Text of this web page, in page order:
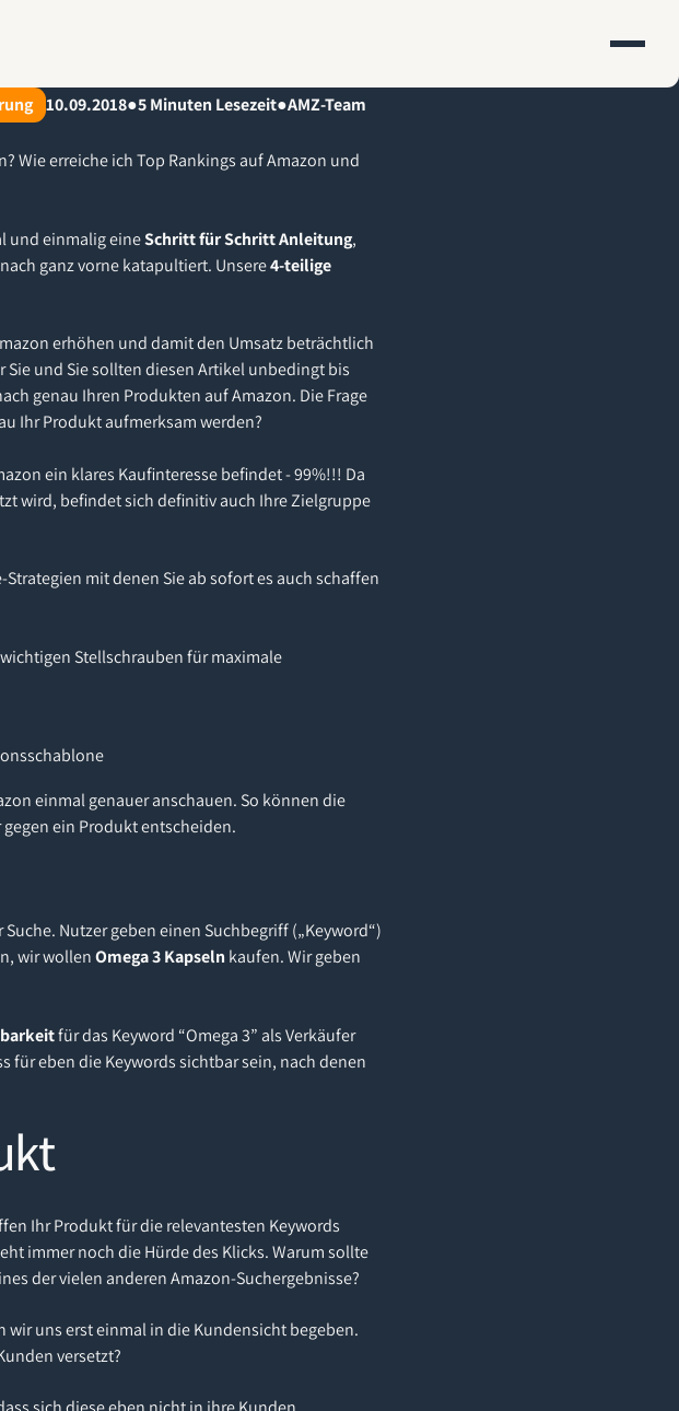
10.09.2018●5Minuten Lesezeit●AMZ-Team
Wie erreiche ich Top Rankings auf Amazon und
und einmalig eineSchritt für Schritt Anleitung,
ganz vorne katapultiert. Unsere4-teilige
erhöhen und damit den Umsatz beträchtlich
und Sie sollten diesen Artikel unbedingt bis
genau Ihren Produkten auf Amazon. Die Frage
Ihr Produkt aufmerksam werden?
ein klares Kaufinteresse befindet - 99%!!! Da
wird, befindet sich definitiv auch Ihre Zielgruppe
mit denen Sie ab sofort es auch schaffen
Stellschrauben für maximale
einmal genauer anschauen. So können die
ein Produkt entscheiden.
Nutzer geben einen Suchbegriff („Keyword“)
wir wollenOmega 3 Kapseln kaufen. Wir geben
für das Keyword “Omega 3” als Verkäufer
für eben die Keywords sichtbar sein, nach denen
Ihr Produkt für die relevantesten Keywords
immer noch die Hürde des Klicks. Warum sollte
der vielen anderen Amazon-Suchergebnisse?
uns erst einmal in die Kundensicht begeben.
versetzt?